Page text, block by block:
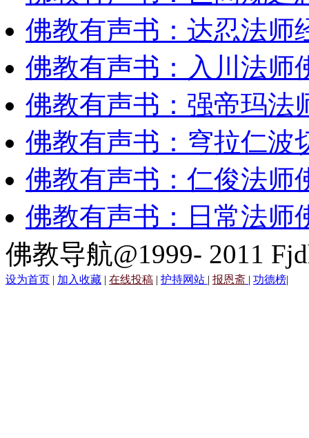
佛教有声书：达忍法师
佛教有声书：入川法师
佛教有声书：强帝玛法
佛教有声书：穹拉仁波
佛教有声书：仁俊法师
佛教有声书：日常法师
佛教导航@1999- 2011
设为首页 | 加入收藏 | 在线投稿 | 护持网站 | 报恩斋 | 功德榜|